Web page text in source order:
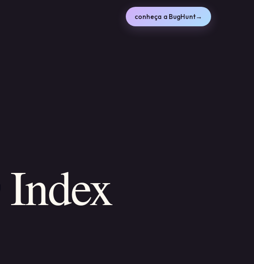
conheça a BugHunt→
Index